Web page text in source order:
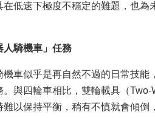
在低速下極度不穩定的難題，也為
人騎機車」任務
機車似乎是再自然不過的日常技能
與四輪車相比，雙輪載具（Two-
難以保持平衡，稍有不慎就會傾倒